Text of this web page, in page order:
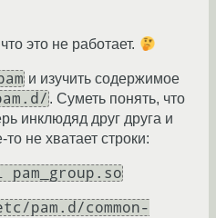
это не работает.
и изучить содержимое
. Суметь понять, что
инклюдяд друг друга и
не хватает строки:
pam.d/common-